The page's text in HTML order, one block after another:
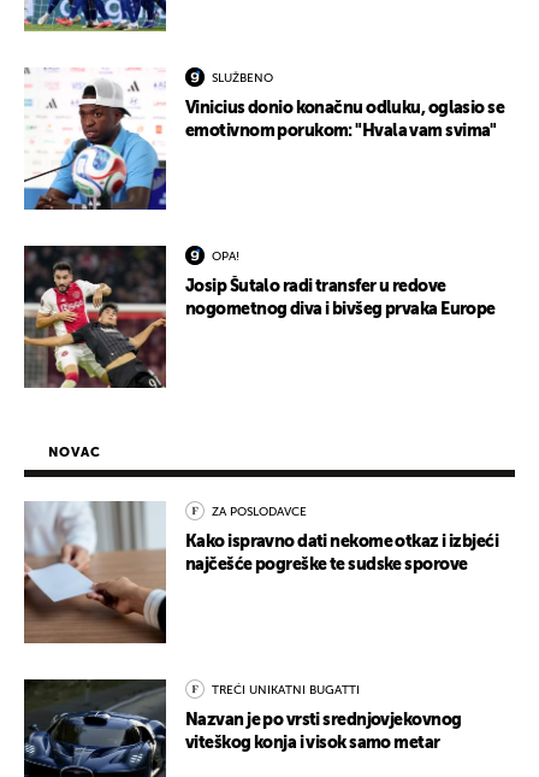
SLUŽBENO
Vinicius donio konačnu odluku, oglasio se
emotivnom porukom: "Hvala vam svima"
OPA!
Josip Šutalo radi transfer u redove
nogometnog diva i bivšeg prvaka Europe
NOVAC
ZA POSLODAVCE
Kako ispravno dati nekome otkaz i izbjeći
najčešće pogreške te sudske sporove
TREĆI UNIKATNI BUGATTI
Nazvan je po vrsti srednjovjekovnog
viteškog konja i visok samo metar